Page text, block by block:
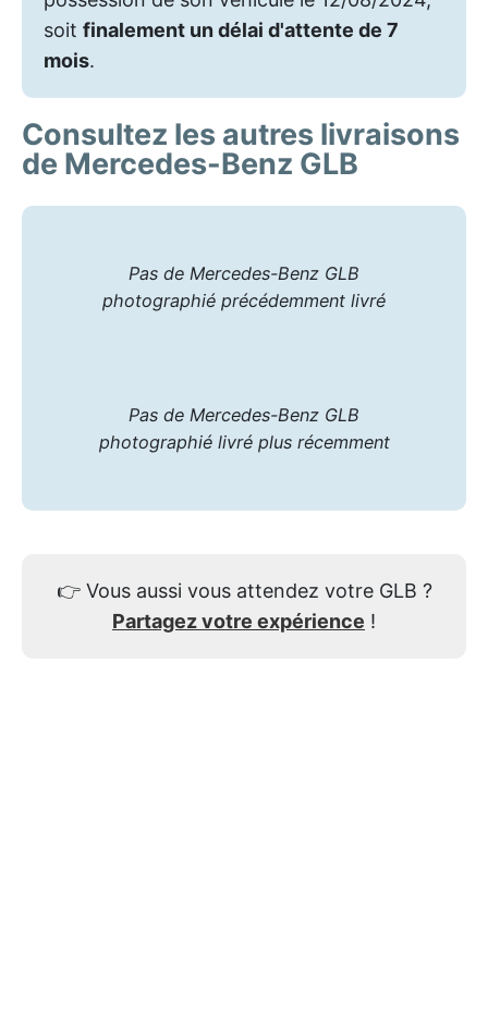
soit finalement un délai d'attente de 7
mois.
Consultez les autres livraisons
de Mercedes-Benz GLB
Pas de Mercedes-Benz GLB
photographié précédemment livré
Pas de Mercedes-Benz GLB
photographié livré plus récemment
👉Vous aussi vous attendez votre GLB ?
Partagez votre expérience !